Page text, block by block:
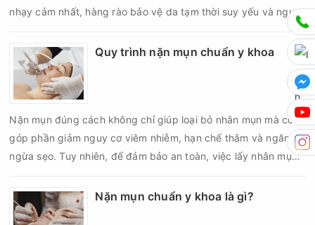
nhạy cảm nhất, hàng rào bảo vệ da tạm thời suy yếu và nguy
cơ viêm nhiễm, thâm sau mụn hoặc hình thành sẹo sẽ tăng lên
nếu chăm sóc không đúng cách. Chính vì vậy, việc chăm sóc
da sau nặn mụn không chỉ giúp vùng da hồi phục nhanh hơn
mà còn góp phần giảm nguy cơ tái phát mụn và hạn chế các
biến chứng về sau.
Quy trình nặn mụn chuẩn y khoa
Nặn mụn đúng cách không chỉ giúp loại bỏ nhân mụn mà còn
góp phần giảm nguy cơ viêm nhiễm, hạn chế thâm và ngăn
ngừa sẹo. Tuy nhiên, để đảm bảo an toàn, việc lấy nhân mụn
đủ các bước vô khuẩn và chăm sóc sau điều trị.
Nặn mụn chuẩn y khoa là gì?